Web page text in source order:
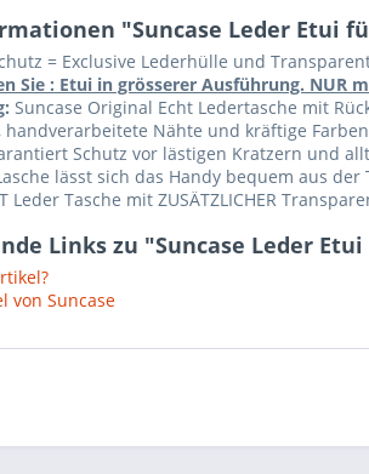
"Suncase Leder Etui
= Exclusive Lederhülle und
Sie : Etui in grösserer Ausführung. NUR
Suncase Original Echt Ledertasche mit
handverarbeitete Nähte und kräftige
Schutz vor lästigen Kratzern und
lässt sich das Handy bequem aus der
Leder Tasche mit ZUSÄTZLICHER
Links zu "Suncase Leder
von Suncase